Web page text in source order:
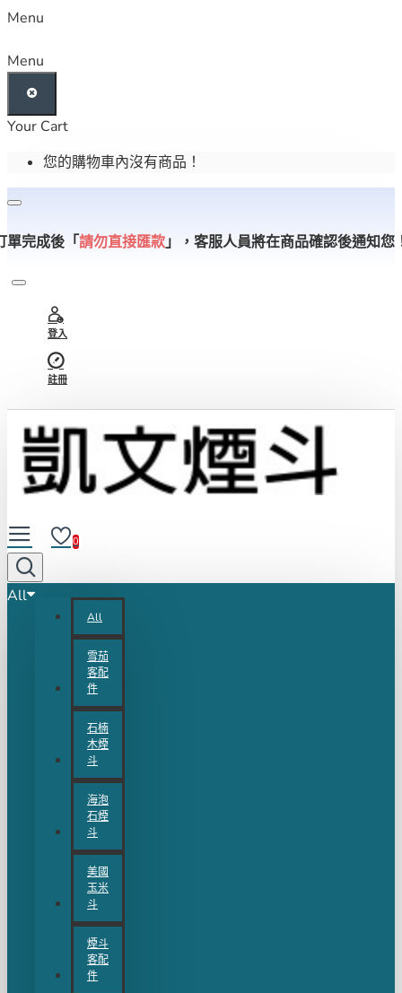
Menu
Menu
Your Cart
您的購物車內沒有商品！
單完成後「請勿直接匯款 」， 客服人員將在商品確認後通知您
登入
註冊
0
All
All
雪茄
客配
件
石楠
木煙
斗
海泡
石煙
斗
美國
玉米
斗
煙斗
客配
件